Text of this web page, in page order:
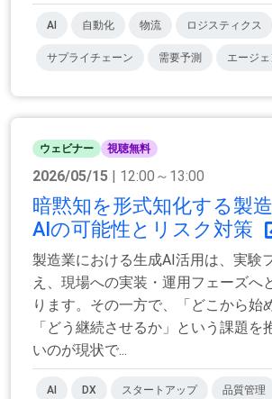
AI 自動化 物流 ロジスティクス
サプライチェーン 需要予測 エージェ
ウェビナー 視聴無料
2026/05/15 | 12:00～13:00
暗黙知を形式知化する製
AIの可能性とリスク対策
製造業における生成AI活用は、実験
え、現場への実装・運用フェーズへ
ります。その一方で、「どこから始
「どう継続させるか」という課題を
いのが現状で...
AI DX スタートアップ 品質管理